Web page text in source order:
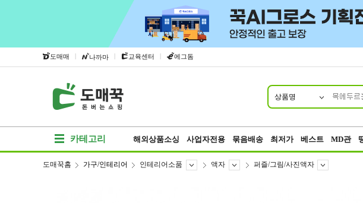
도매매 | 나까마 | 교육센터 | 에그돔
상품명
카테고리 해외상품소싱 사업자전용 묶음배송 최저가 베스트 MD관
도매꾹홈 가구/인테리어 인테리어소품 액자 퍼즐/그림/사진액자